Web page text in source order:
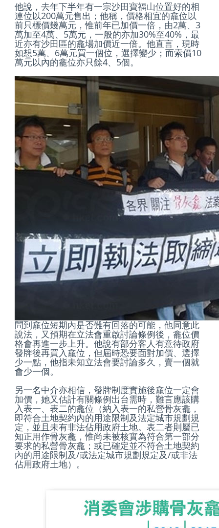
他說，去年下半年有一宗沙田寶福山位置好的相
連位以200萬元售出；他稱，價格相宜的龕位以
前只標價幾萬元，惟前年已加價一倍，由2萬、3
萬加至4萬、5萬元，一般的亦加30%至40%，最
近亦有沙田區的龕場加價近一倍。他直言，現時
如想5萬、6萬元買一個位，選擇變少；而索價10
萬元以內的龕位亦只餘4、5個。
問到龕位短期內是否難有回落的可能，他同意此
說法，又預期在立法會重啟討論條例後，龕位價
格會再進一步上升。他說有部分客人有意待政府
發牌後再買入龕位，但屆時恐要面對加價、選擇
少一點，他指未知立法會要討論多久，賣一個就
會少一個。
另一名中介亦相信，發牌制度實施後龕位一定會
加價，她又估計有關條例出台需時，難言應該購
入表一、表二的龕位（納入表一的私營骨灰龕，
即符合土地契約內的用途限制及法定城市規劃規
定，並且未有非法佔用政府土地。表二者則屬已
知正用作骨灰龕，惟尚未被核實為符合第一部分
要求的私營骨灰龕；或已確定並不符合土地契約
內的用途限制及/或法定城市規劃規定及/或非法
佔用政府土地）。